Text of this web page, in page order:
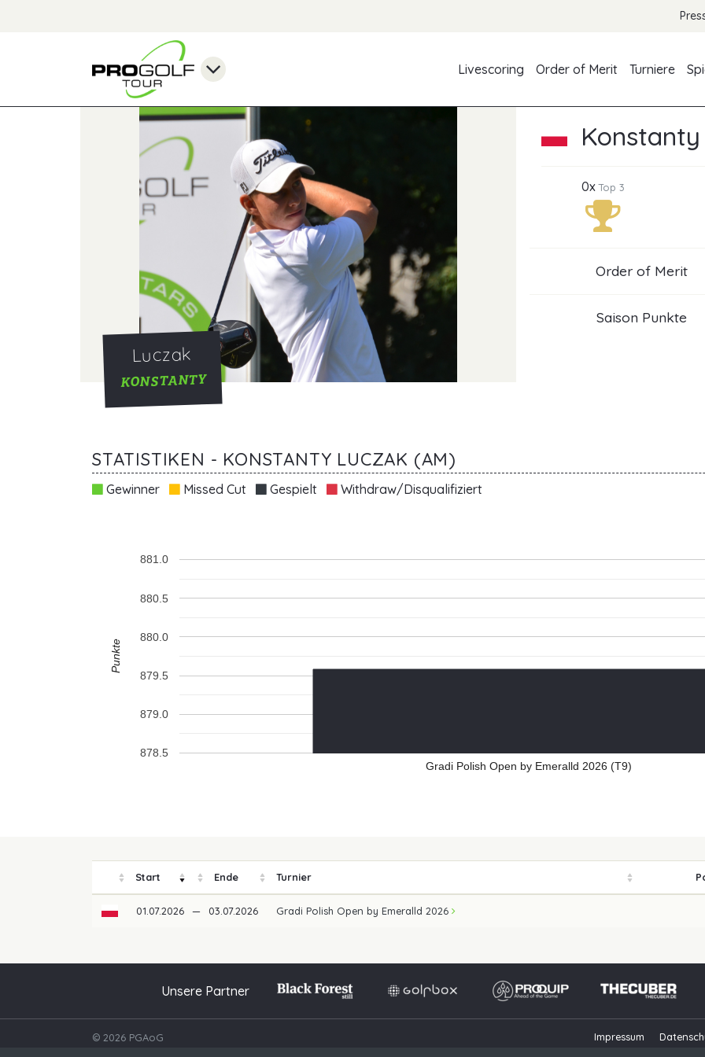
Livescoring
Order of Merit Turniere
Luczak
KONSTANTY
0xTop 3
Order of Merit
Saison Punkte
STATISTIKEN - KONSTANTY LUCZAK (AM)
Gewinner Missed Cut Gespielt Withdraw/Disqualifiziert
Gradi Polish Open by Emeralld 2026 (T9)
878.5
879.0
879.5
880.0
880.5
881.0
Punkte
Start Ende Turnier
01.07.2026 — 03.07.2026 Gradi Polish Open by Emeralld 2026
Unsere Partner
© 2026 PGAoG Impressum